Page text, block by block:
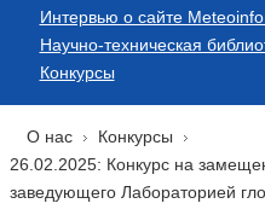
Интервью о сайте
Научно-техническая
Конкурсы
О нас
Конкурсы
26.02.2025: Конкурс на
заведующего Лабораторией